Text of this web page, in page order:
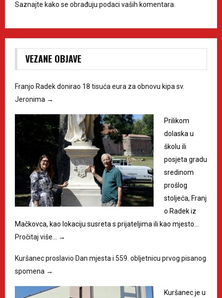
Saznajte kako se obrađuju podaci vaših komentara.
VEZANE OBJAVE
Franjo Radek donirao 18 tisuća eura za obnovu kipa sv.
Jeronima →
Prilikom
dolaska u
školu ili
posjeta gradu
sredinom
prošlog
stoljeća, Franj
o Radek iz
Mačkovca, kao lokaciju susreta s prijateljima ili kao mjesto…
Pročitaj više…
→
Kuršanec proslavio Dan mjesta i 559. obljetnicu prvog pisanog
spomena →
Kuršanec je u